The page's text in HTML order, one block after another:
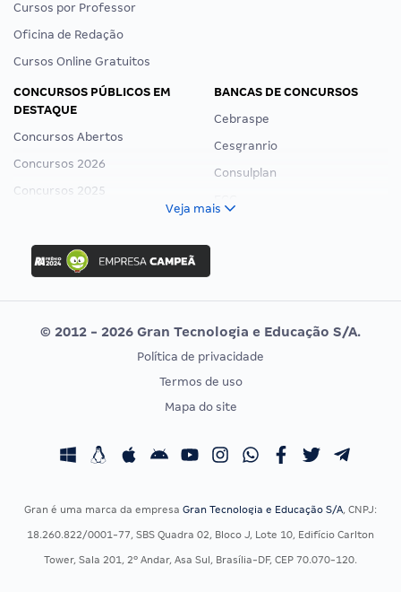
Cursos por Professor
Oficina de Redação
Cursos Online Gratuitos
CONCURSOS PÚBLICOS EM
DESTAQUE
Concursos Abertos
Concursos 2026
Concursos 2025
Concurso Ibama
Concurso MPU
Editais publicados
BANCAS DE CONCURSOS
Cebraspe
Cesgranrio
Consulplan
Vunesp
CONCURSOS POR PROFISSÃO
Concursos Fiscais
Concursos Saúde
EXAME DE ORDEM
Calendário OAB
Veja mais
© 2012 - 2026 Gran Tecnologia e Educação S/A.
Política de privacidade
Termos de uso
Mapa do site
Gran é uma marca da empresa Gran Tecnologia e Educação S/A, CNPJ:
18.260.822/0001-77, SBS Quadra 02, Bloco J, Lote 10, Edifício Carlton
Tower, Sala 201, 2º Andar, Asa Sul, Brasília-DF, CEP 70.070-120.